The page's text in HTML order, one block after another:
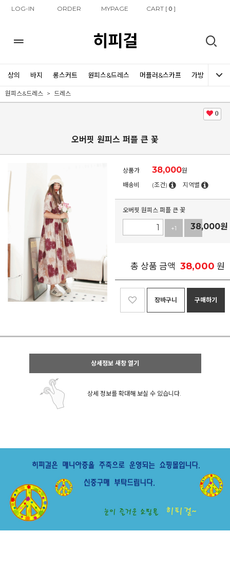
LOG-IN ORDER MYPAGE CART [0 ]
히피걸
상의 바지 롱스커트 원피스&드레스 머플러&스카프 가방 신발
원피스&드레스 드레스
0
오버핏 원피스 퍼플 큰 꽃
상품가 38,000원
배송비
(조건) 지역별
오버핏 원피스 퍼플 큰 꽃
+1 -1
38,000원
총 상품 금액 38,000 원
장바구니 구매하기
상세정보 새창 열기
상세 정보를 확대해 보실 수 있습니다.